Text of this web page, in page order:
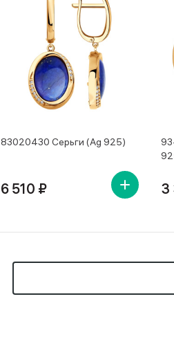
83020430 Серьги (Ag 925)
6 510 ₽ 3